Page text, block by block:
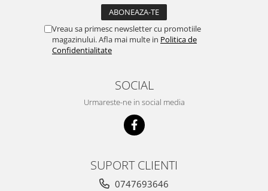
Vreau sa primesc newsletter cu promotiile
magazinului. Afla mai multe in Politica de
Confidentialitate
SOCIAL
Urmareste-ne in social media
SUPORT CLIENTI
0747693646